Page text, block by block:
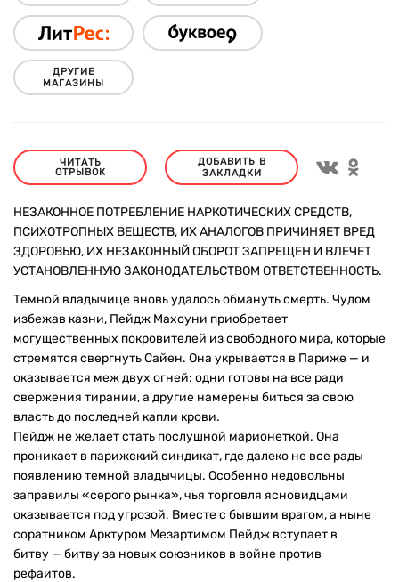
ДРУГИЕ
МАГАЗИНЫ
ЧИТАТЬ
ОТРЫВОК
ДОБАВИТЬ В
ЗАКЛАДКИ
НЕЗАКОННОЕ ПОТРЕБЛЕНИЕ НАРКОТИЧЕСКИХ СРЕДСТВ,
ПСИХОТРОПНЫХ ВЕЩЕСТВ, ИХ АНАЛОГОВ ПРИЧИНЯЕТ ВРЕД
ЗДОРОВЬЮ, ИХ НЕЗАКОННЫЙ ОБОРОТ ЗАПРЕЩЕН И ВЛЕЧЕТ
УСТАНОВЛЕННУЮ ЗАКОНОДАТЕЛЬСТВОМ ОТВЕТСТВЕННОСТЬ.
Темной владычице вновь удалось обмануть смерть. Чудом
избежав казни, Пейдж Махоуни приобретает
могущественных покровителей из свободного мира, которые
стремятся свергнуть Сайен. Она укрывается в Париже — и
оказывается меж двух огней: одни готовы на все ради
свержения тирании, а другие намерены биться за свою
власть до последней капли крови.
Пейдж не желает стать послушной марионеткой. Она
проникает в парижский синдикат, где далеко не все рады
появлению темной владычицы. Особенно недовольны
заправилы «серого рынка», чья торговля ясновидцами
оказывается под угрозой. Вместе с бывшим врагом, а ныне
соратником Арктуром Мезартимом Пейдж вступает в
битву — битву за новых союзников в войне против
рефаитов.